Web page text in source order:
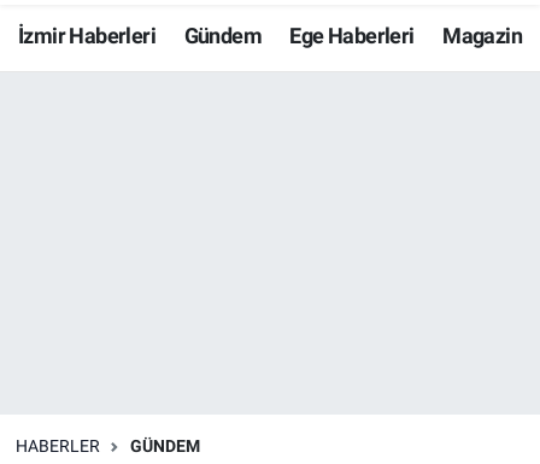
İzmir Haberleri Gündem Ege Haberleri Magazin
HABERLER GÜNDEM
Resmi İlanlar